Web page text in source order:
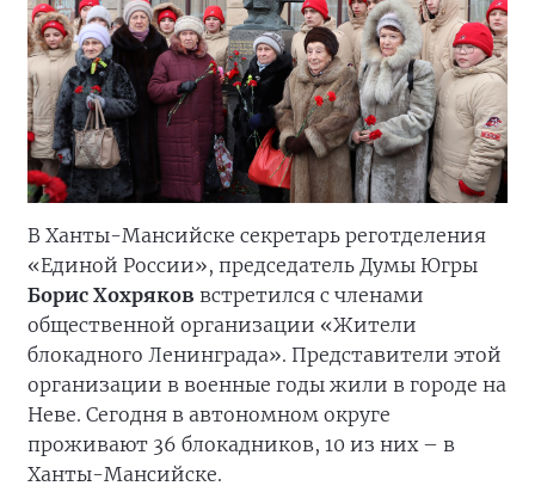
В Ханты-Мансийске секретарь реготделения
«Единой России», председатель Думы Югры
Борис Хохряков встретился с членами
общественной организации «Жители
блокадного Ленинграда». Представители этой
организации в военные годы жили в городе на
Неве. Сегодня в автономном округе
проживают 36 блокадников, 10 из них – в
Ханты-Мансийске.